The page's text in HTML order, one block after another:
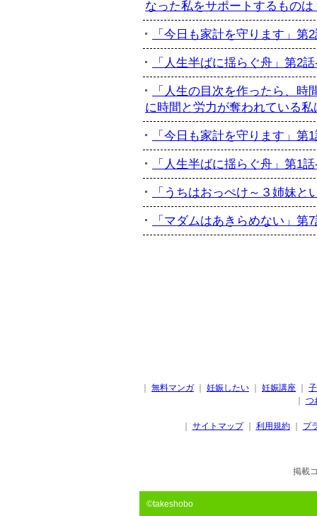
なった私をサポートするものは
「今日も家計を守ります」第
「人生半ばに揺らぐ舟」第2
「人生の目次を作ったら、
に時間と労力が奪われている私
「今日も家計を守ります」第
「人生半ばに揺らぐ舟」第1
「うちはおっぺけ～３姉妹
「マダムはあきらめない」
無料マンガ 妊娠したい 妊娠講座
つ
サイトマップ 利用規約 プ
掲載
©takeshobo